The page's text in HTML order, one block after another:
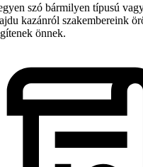
szó bármilyen típusú
kazánról szakembereink
önnek.